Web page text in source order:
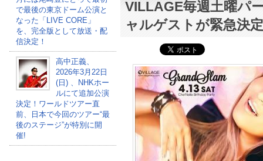
で最後の東京ドーム公演と
なった「LIVE CORE」
を、完全版として放送・配
信決定！
高中正義、
2026年3月22日
(日) 、NHKホー
ルにて追加公演
決定！ワールドツアー直
前、日本で今回のツアー“最
後のステージ”が特別に開
催!
VILLAGE毎週土曜パ
ャルゲストが緊急決